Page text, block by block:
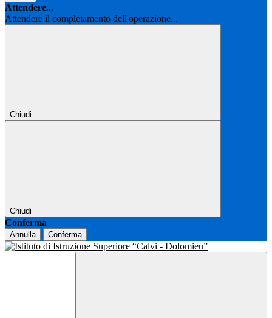
Attendere...
Attendere il completamento dell'operazione...
Chiudi
Chiudi
Conferma
Annulla Conferma